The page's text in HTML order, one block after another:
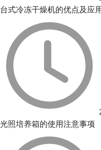
台式冷冻干燥机的优点及应
光照培养箱的使用注意事项